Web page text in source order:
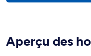
Aperçu des